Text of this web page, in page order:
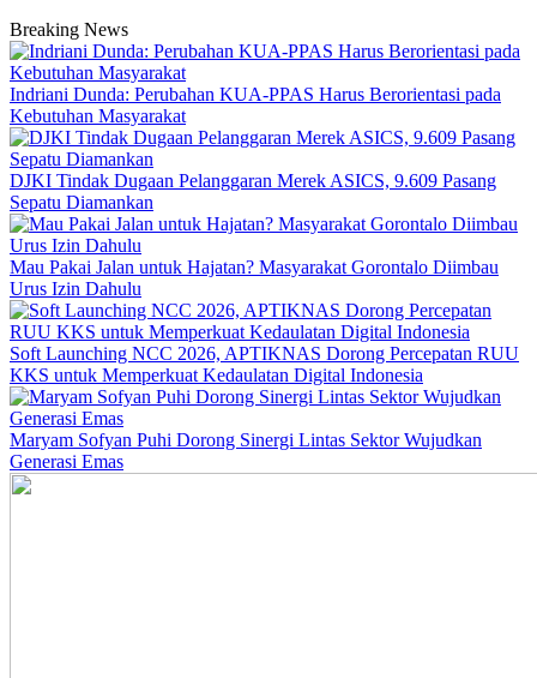
Breaking News
Indriani Dunda: Perubahan KUA-PPAS Harus Berorientasi pada
Kebutuhan Masyarakat
DJKI Tindak Dugaan Pelanggaran Merek ASICS, 9.609 Pasang
Sepatu Diamankan
Mau Pakai Jalan untuk Hajatan? Masyarakat Gorontalo Diimbau
Urus Izin Dahulu
Soft Launching NCC 2026, APTIKNAS Dorong Percepatan RUU
KKS untuk Memperkuat Kedaulatan Digital Indonesia
Maryam Sofyan Puhi Dorong Sinergi Lintas Sektor Wujudkan
Generasi Emas